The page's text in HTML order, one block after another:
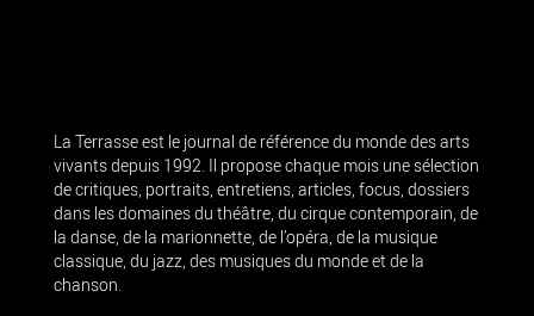
La Terrasse est le journal de référence du monde des arts
vivants depuis 1992. Il propose chaque mois une sélection
de critiques, portraits, entretiens, articles, focus, dossiers
dans les domaines du théâtre, du cirque contemporain, de
la danse, de la marionnette, de l’opéra, de la musique
classique, du jazz, des musiques du monde et de la
chanson.